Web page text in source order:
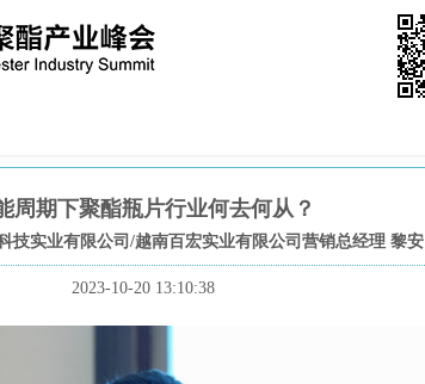
周期下聚酯瓶片行业何去何从？
实业有限公司/越南百宏实业有限公司营销总经理 黎安
2023-10-20 13:10:38